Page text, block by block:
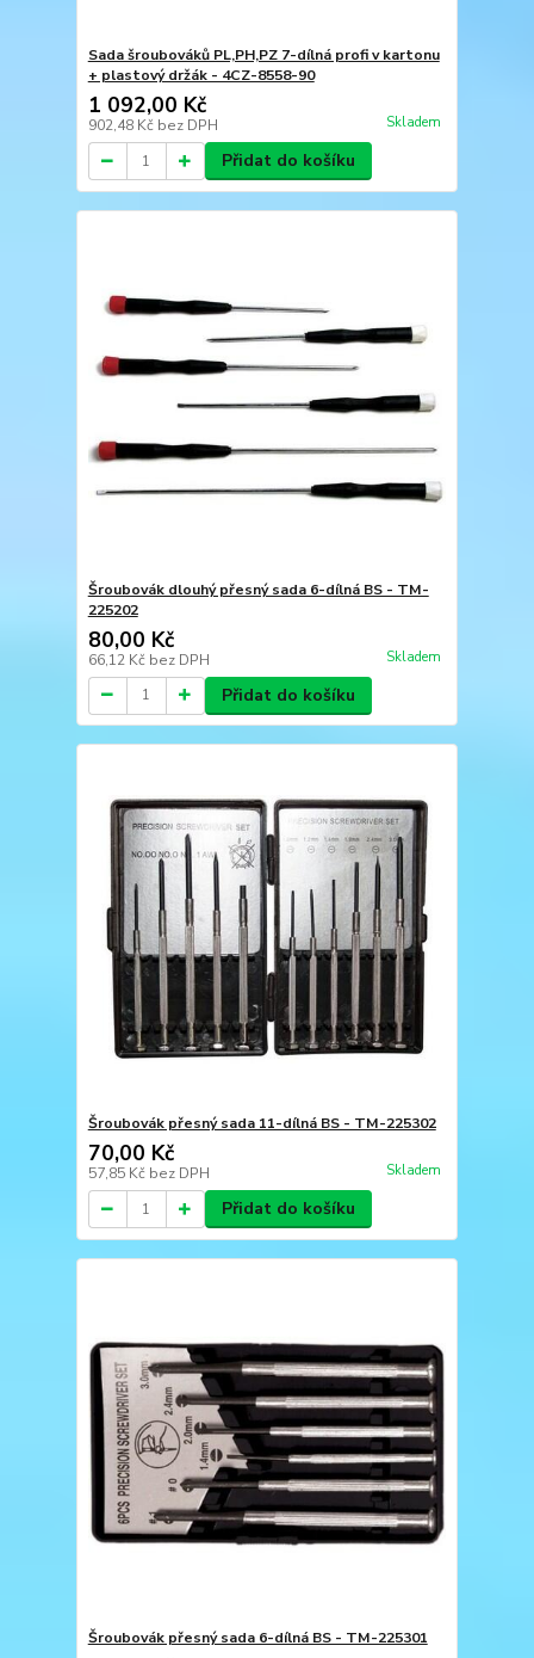
Sada šroubováků PL,PH,PZ 7-dílná profi v kartonu
+ plastový držák - 4CZ-8558-90
1 092,00 Kč
902,48 Kč bez DPH Skladem
Přidat do košíku
Šroubovák dlouhý přesný sada 6-dílná BS - TM-
225202
80,00 Kč
66,12 Kč bez DPH Skladem
Přidat do košíku
Šroubovák přesný sada 11-dílná BS - TM-225302
70,00 Kč
57,85 Kč bez DPH Skladem
Přidat do košíku
Šroubovák přesný sada 6-dílná BS - TM-225301